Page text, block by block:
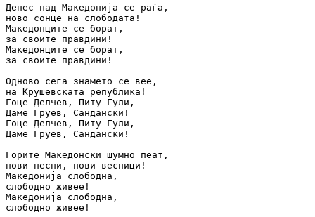
Денес над Македонија се раѓа,
ново сонце на слободата!
Македонците се борат,
за своите правдини!
Македонците се борат,
за своите правдини!
Одново сега знамето се вее,
на Крушевската република!
Гоце Делчев, Питу Гули,
Даме Груев, Сандански!
Гоце Делчев, Питу Гули,
Даме Груев, Сандански!
Горите Македонски шумно пеат,
нови песни, нови весници!
Македонија слободна,
слободнo живее!
Македонија слободна,
слободнo живее!